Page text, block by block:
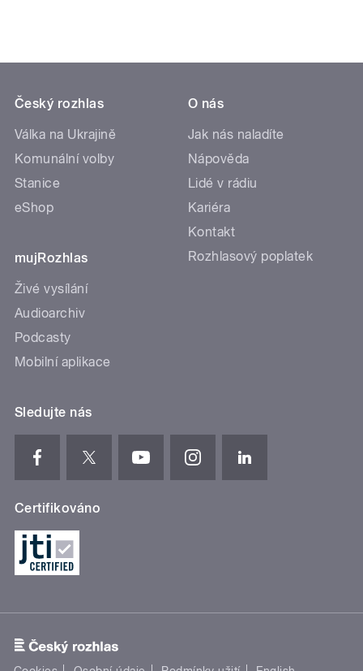
Český rozhlas
Válka na Ukrajině
Komunální volby
Stanice
eShop
mujRozhlas
Živé vysílání
Audioarchiv
Podcasty
Mobilní aplikace
O nás
Jak nás naladíte
Nápověda
Lidé v rádiu
Kariéra
Kontakt
Rozhlasový poplatek
Sledujte nás
Certifikováno